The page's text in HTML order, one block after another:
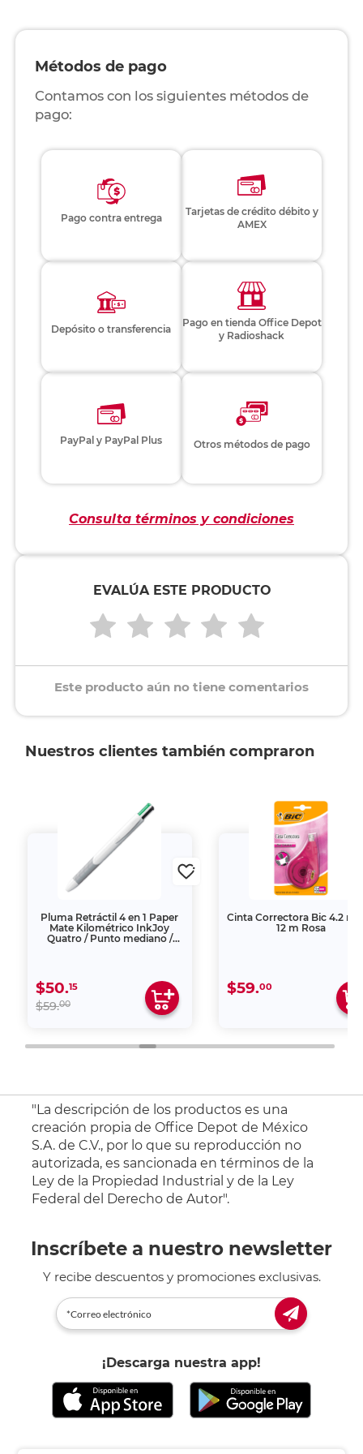
Métodos de pago
Contamos con los siguientes métodos de
pago:
Pago contra entrega
Tarjetas de crédito débito y
AMEX
Depósito o transferencia
Pago en tienda Office Depot
y Radioshack
PayPal y PayPal Plus Otros métodos de pago
Consulta términos y condiciones
EVALÚA ESTE PRODUCTO
Este producto aún no tiene comentarios
Nuestros clientes también compraron
Pluma Retráctil 4 en 1 Paper
Mate Kilométrico InkJoy
Quatro / Punto mediano /
$50.15
$59.00
Cinta Correctora Bic 4.2
12 m Rosa
$59.00
"La descripción de los productos es una
creación propia de Office Depot de México
S.A. de C.V., por lo que su reproducción no
autorizada, es sancionada en términos de la
Ley de la Propiedad Industrial y de la Ley
Federal del Derecho de Autor".
Inscríbete a nuestro newsletter
Y recibe descuentos y promociones exclusivas.
¡Descarga nuestra app!